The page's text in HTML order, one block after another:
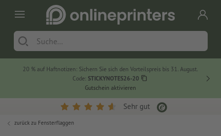
20 % auf Haftnotizen: Sichern Sie sich den Vorteilspreis bis 31. August.
Code: STICKYNOTES26-20
Gutschein aktivieren
Sehr gut
zurück zu Fensterflaggen